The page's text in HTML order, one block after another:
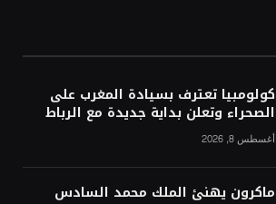
كولومبيا تعترف بسيادة المغرب على
الصحراء وتعلن بداية جديدة مع الرباط
أغسطس 8, 2026
ماكرون يهنئ الملك محمد السادس